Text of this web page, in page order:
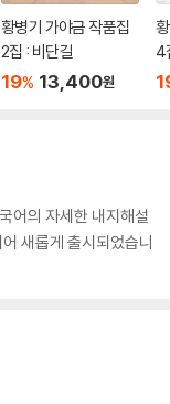
황병기 가야금 작품집
2집 : 비단길
19% 13,400원
4
어의 자세한 내지해설
새롭게 출시되었습니